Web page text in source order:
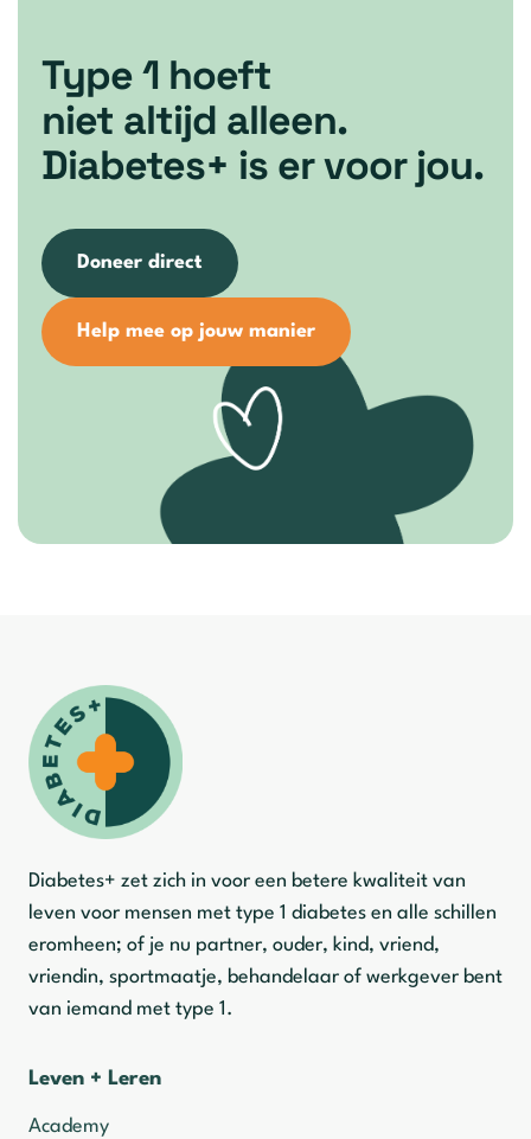
Type 1 hoeft
niet altijd alleen.
Diabetes+ is er voor jou.
Doneer direct
Help mee op jouw manier
Diabetes+ zet zich in voor een betere kwaliteit van
leven voor mensen met type 1 diabetes en alle schillen
eromheen; of je nu partner, ouder, kind, vriend,
vriendin, sportmaatje, behandelaar of werkgever bent
van iemand met type 1.
Leven + Leren
Academy